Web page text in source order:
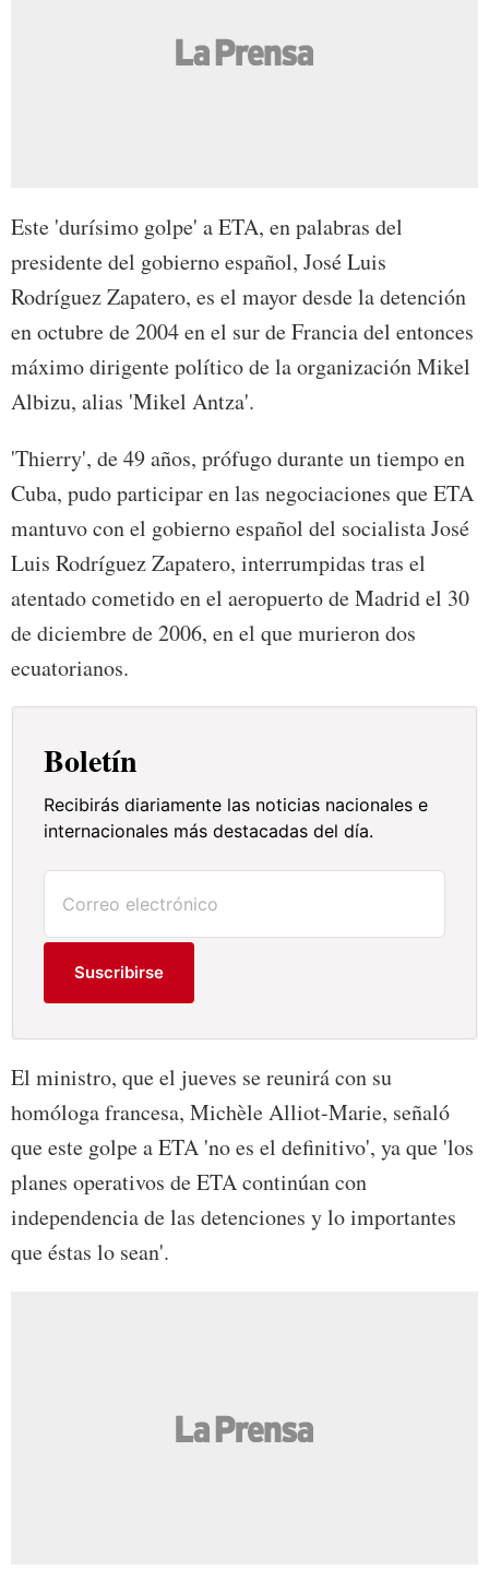
Este 'durísimo golpe' a ETA, en palabras del
presidente del gobierno español, José Luis
Rodríguez Zapatero, es el mayor desde la detención
en octubre de 2004 en el sur de Francia del entonces
máximo dirigente político de la organización Mikel
Albizu, alias 'Mikel Antza'.
'Thierry', de 49 años, prófugo durante un tiempo en
Cuba, pudo participar en las negociaciones que ETA
mantuvo con el gobierno español del socialista José
Luis Rodríguez Zapatero, interrumpidas tras el
atentado cometido en el aeropuerto de Madrid el 30
de diciembre de 2006, en el que murieron dos
ecuatorianos.
Boletín
Recibirás diariamente las noticias nacionales e
internacionales más destacadas del día.
Suscribirse
El ministro, que el jueves se reunirá con su
homóloga francesa, Michèle Alliot-Marie, señaló
que este golpe a ETA 'no es el definitivo', ya que 'los
planes operativos de ETA continúan con
independencia de las detenciones y lo importantes
que éstas lo sean'.